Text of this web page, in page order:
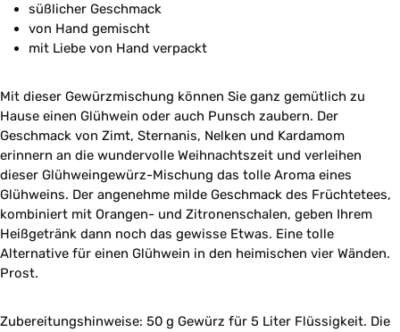
süßlicher Geschmack
von Hand gemischt
mit Liebe von Hand verpackt
Mit dieser Gewürzmischung können Sie ganz gemütlich zu
Hause einen Glühwein oder auch Punsch zaubern. Der
Geschmack von Zimt, Sternanis, Nelken und Kardamom
erinnern an die wundervolle Weihnachtszeit und verleihen
dieser Glühweingewürz-Mischung das tolle Aroma eines
Glühweins. Der angenehme milde Geschmack des Früchtetees,
kombiniert mit Orangen- und Zitronenschalen, geben Ihrem
Heißgetränk dann noch das gewisse Etwas. Eine tolle
Alternative für einen Glühwein in den heimischen vier Wänden.
Prost.
Zubereitungshinweise: 50 g Gewürz für 5 Liter Flüssigkeit. Die